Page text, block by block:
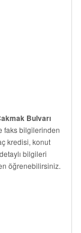
Bulvarı
faks bilgilerinden
kredisi, konut
bilgileri
öğrenebilirsiniz.